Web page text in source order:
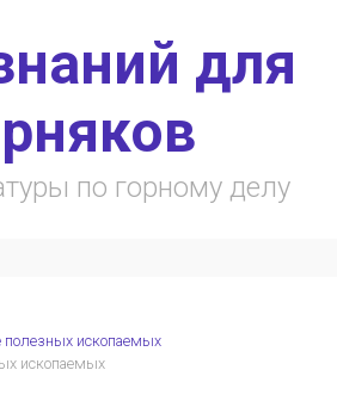
для
по горному делу
полезных ископаемых
ископаемых